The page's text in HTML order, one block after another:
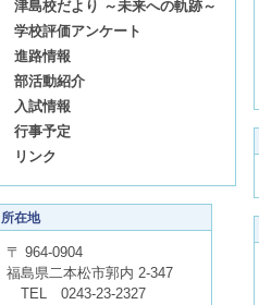
津島校だより ～未来への軌跡～
学校評価アンケート
進路情報
部活動紹介
入試情報
行事予定
リンク
所在地
〒 964-0904
福島県二本松市郭内 2-347
TEL 0243-23-2327